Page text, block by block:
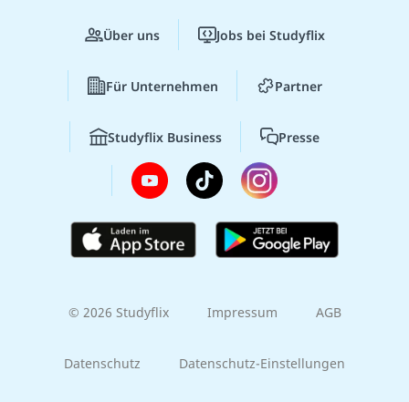
Über uns Jobs bei Studyflix
Für Unternehmen Partner
Studyflix Business Presse
© 2026 Studyflix Impressum AGB
Datenschutz Datenschutz-Einstellungen